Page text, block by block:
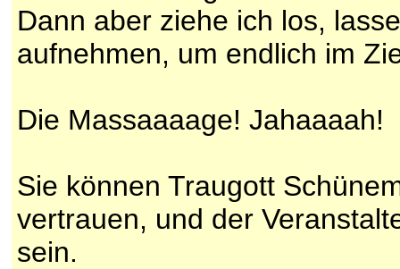
Dann aber ziehe ich los,
aufnehmen, um endlich im
Die Massaaaage! Jahaaaah!
Sie können Traugott
vertrauen, und der
sein.